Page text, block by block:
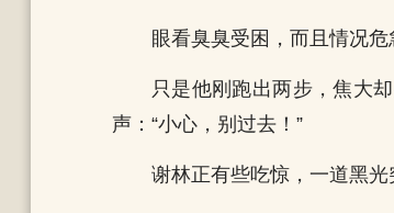
眼看臭臭受困，而且情况
只是他刚跑出两步，焦大
声：“小心，别过去！”
谢林正有些吃惊，一道黑光